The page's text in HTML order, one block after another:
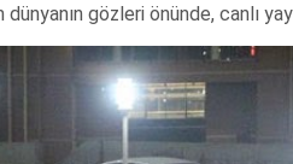
gözleri önünde, canlı